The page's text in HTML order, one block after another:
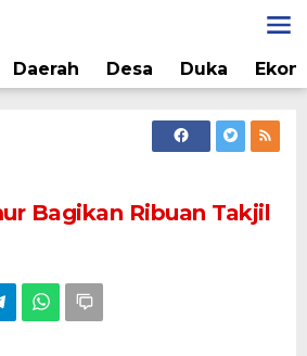
Daerah Desa Duka
Bagikan Ribuan Takjil